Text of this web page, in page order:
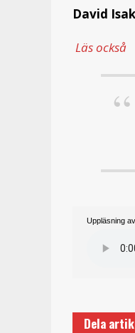
David
Läs också
Uppläsning
Dela